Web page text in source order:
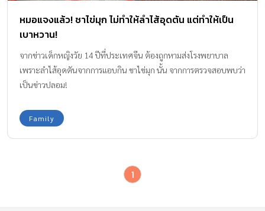
หมอแจงแล้ว! ชาไข่มุก ไม่ทำให้ลำไส้อุดตัน แต่ทำให้เป็น
เบาหวาน!
จากข่าวเด็กหญิงวัย 14 ปีที่ประเทศจีน ต้องถูกหามส่งโรงพยาบาล
เพราะลำไส้อุดตันจากการแอบกิน ชาไข่มุก นั้น จากการตรวจสอบพบว่า
เป็นข่าวปลอม!
Family
1